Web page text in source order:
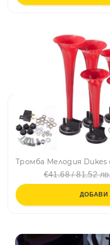
€41.68 / 81.52
ДОБАВИ